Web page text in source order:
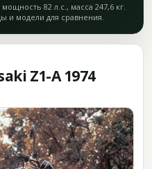
82 л.с., масса 247,6 кг.
и модели для сравнения.
Z1-A 1974